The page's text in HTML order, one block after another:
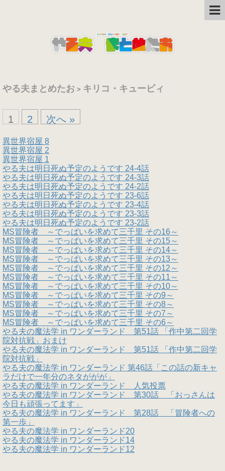
やる夫まとめたお > キリコ・キュービィ
1 2 次へ »
異世界宿屋 8
異世界宿屋 2
異世界宿屋 1
やる夫は明日死ぬ予定のようです 24-4話
やる夫は明日死ぬ予定のようです 24-3話
やる夫は明日死ぬ予定のようです 24-2話
やる夫は明日死ぬ予定のようです 23-6話
やる夫は明日死ぬ予定のようです 23-4話
やる夫は明日死ぬ予定のようです 23-3話
やる夫は明日死ぬ予定のようです 23-2話
MS冒険者 ～でっぱいを求めて三千里 その16～
MS冒険者 ～でっぱいを求めて三千里 その15～
MS冒険者 ～でっぱいを求めて三千里 その14～
MS冒険者 ～でっぱいを求めて三千里 その13～
MS冒険者 ～でっぱいを求めて三千里 その12～
MS冒険者 ～でっぱいを求めて三千里 その11～
MS冒険者 ～でっぱいを求めて三千里 その10～
MS冒険者 ～でっぱいを求めて三千里 その9～
MS冒険者 ～でっぱいを求めて三千里 その8～
MS冒険者 ～でっぱいを求めて三千里 その7～
MS冒険者 ～でっぱいを求めて三千里 その6～
やる夫の魔法学 in ワンダーランド 第51話 「作中第二回学
院対抗戦」おまけ
やる夫の魔法学 in ワンダーランド 第51話 「作中第二回学
院対抗戦」
やる夫の魔法学 in ワンダーランド 第46話「この話の新キャ
ラだけで一年分のネタががが」
やる夫の魔法学 in ワンダーランド 人気投票
やる夫の魔法学 in ワンダーランド 第30話 「おっさんは
今日も頑張ってます」
やる夫の魔法学 in ワンダーランド 第28話 「冒険者への
第一歩」
やる夫の魔法学 in ワンダーランド20
やる夫の魔法学 in ワンダーランド14
やる夫の魔法学 in ワンダーランド12